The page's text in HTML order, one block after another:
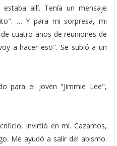
allí. Tenía un mensaje
… Y para mi sorpresa, mi
cuatro años de reuniones de
a hacer eso". Se subió a un
para el joven "Jimmie Lee",
invirtió en mí. Cazamos,
Me ayudó a salir del abismo.